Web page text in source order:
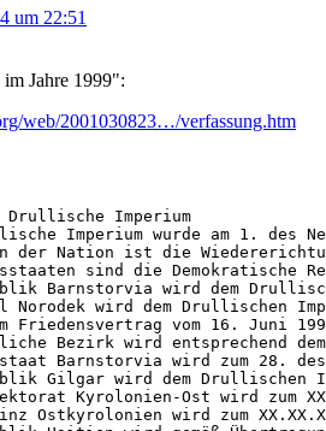
um 22:51
Jahre 1999":
web/2001030823…/verfassung.htm